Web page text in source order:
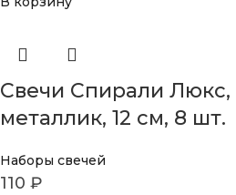
Свечи Спирали Люкс,
металлик, 12 см, 8 шт.
Наборы свечей
110 ₽